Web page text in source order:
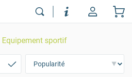
Equipement sportif